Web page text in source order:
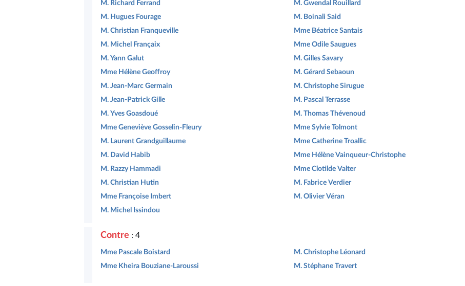
M. Richard Ferrand
M. Hugues Fourage
M. Christian Franqueville
M. Michel Françaix
M. Yann Galut
Mme Hélène Geoffroy
M. Jean-Marc Germain
M. Jean-Patrick Gille
M. Yves Goasdoué
Mme Geneviève Gosselin-Fleury
M. Laurent Grandguillaume
M. David Habib
M. Razzy Hammadi
M. Christian Hutin
Mme Françoise Imbert
M. Michel Issindou
M. Gwendal Rouillard
M. Boinali Said
Mme Béatrice Santais
Mme Odile Saugues
M. Gilles Savary
M. Gérard Sebaoun
M. Christophe Sirugue
M. Pascal Terrasse
M. Thomas Thévenoud
Mme Sylvie Tolmont
Mme Catherine Troallic
Mme Hélène Vainqueur-Christophe
Mme Clotilde Valter
M. Fabrice Verdier
M. Olivier Véran
Contre : 4
Mme Pascale Boistard
Mme Kheira Bouziane-Laroussi
M. Christophe Léonard
M. Stéphane Travert